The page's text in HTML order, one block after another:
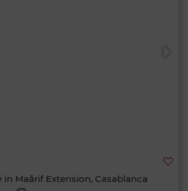
Maârif Extension, Casablanca